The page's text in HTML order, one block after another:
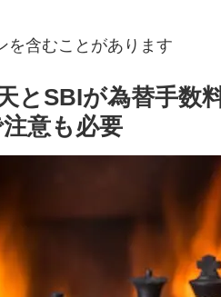
含むことがあります
とSBIが為替手数
意も必要